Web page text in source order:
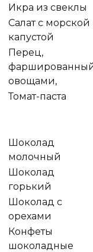
Икра из свеклы
Салат с морской
капустой
Перец,
овощами,
Томат-паста
Шоколад
молочный
Шоколад
горький
Шоколад с
орехами
Конфеты
шоколадные